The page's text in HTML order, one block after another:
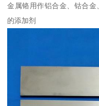
金属铬用作铝合金、钴合
的添加剂